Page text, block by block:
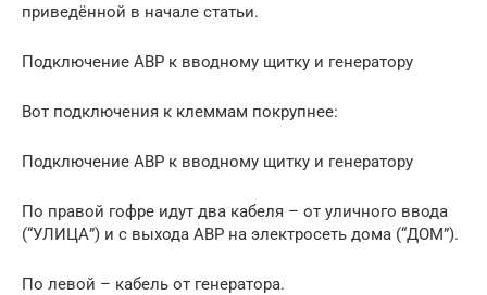
приведённой в начале статьи.
Подключение АВР к вводному щитку и генератору
Вот подключения к клеммам покрупнее:
Подключение АВР к вводному щитку и генератору
По правой гофре идут два кабеля – от уличного ввода
(“УЛИЦА”) и с выхода АВР на электросеть дома (“ДОМ”).
По левой – кабель от генератора.